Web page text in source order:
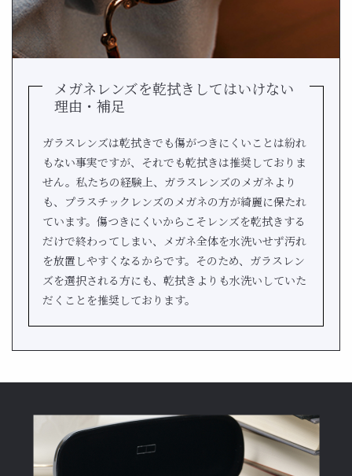
メガネレンズを乾拭きしてはいけない
理由・補足
ガラスレンズは乾拭きでも傷がつきにくいことは紛れ
もない事実ですが、それでも乾拭きは推奨しておりま
せん。私たちの経験上、ガラスレンズのメガネより
も、プラスチックレンズのメガネの方が綺麗に保たれ
ています。傷つきにくいからこそレンズを乾拭きする
だけで終わってしまい、メガネ全体を水洗いせず汚れ
を放置しやすくなるからです。そのため、ガラスレン
ズを選択される方にも、乾拭きよりも水洗いしていた
だくことを推奨しております。